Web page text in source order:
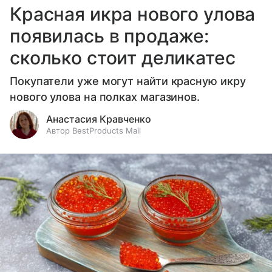
Красная икра нового улова
появилась в продаже:
сколько стоит деликатес
Покупатели уже могут найти красную икру
нового улова на полках магазинов.
Анастасия Кравченко
Автор BestProducts Mail